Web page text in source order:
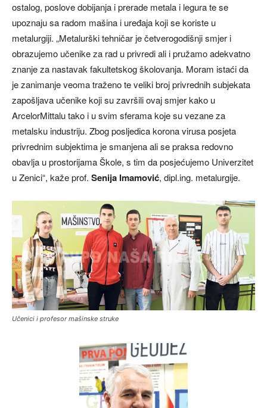
ostalog, poslove dobijanja i prerade metala i legura te se
upoznaju sa radom mašina i uređaja koji se koriste u
metalurgiji. „Metalurški tehničar je četverogodišnji smjer i
obrazujemo učenike za rad u privredi ali i pružamo adekvatno
znanje za nastavak fakultetskog školovanja. Moram istaći da
je zanimanje veoma traženo te veliki broj privrednih subjekata
zapošljava učenike koji su završili ovaj smjer kako u
ArcelorMittalu tako i u svim sferama koje su vezane za
metalsku industriju. Zbog posljedica korona virusa posjeta
privrednim subjektima je smanjena ali se praksa redovno
obavlja u prostorijama Škole, s tim da posjećujemo Univerzitet
u Zenici“, kaže prof. Senija Imamović, dipl.ing. metalurgije.
Učenici i profesor mašinske struke